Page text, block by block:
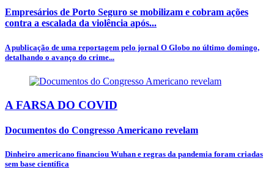
Empresários de Porto Seguro se mobilizam e cobram ações
contra a escalada da violência após...
A publicação de uma reportagem pelo jornal O Globo no último domingo,
detalhando o avanço do crime...
A FARSA DO COVID
Documentos do Congresso Americano revelam
Dinheiro americano financiou Wuhan e regras da pandemia foram criadas
sem base científica